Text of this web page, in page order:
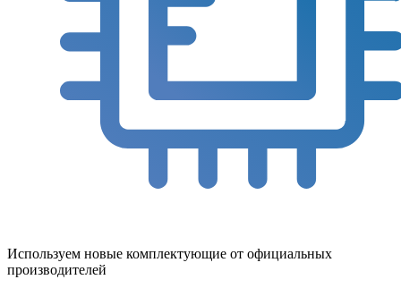
Используем новые комплектующие от официальных
производителей